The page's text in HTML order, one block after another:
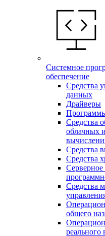
Системное
обеспечение
Средства
данных
Драйверы
Средства
облачных
Средства
Средства
Средства
общего
реального